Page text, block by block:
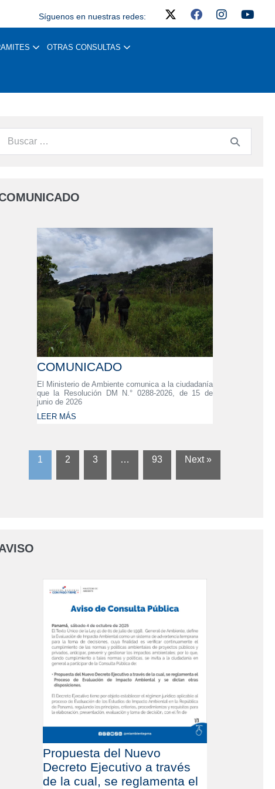
Síguenos en nuestras redes:
OTRAS CONSULTAS
COMUNICADO
El Ministerio de Ambiente comunica a la ciudadanía
que la Resolución DM N.° 0288-2026, de 15 de
junio de 2026
LEER MÁS
1 2 3 … 93 Next »
Propuesta del Nuevo
Decreto Ejecutivo a través
de la cual, se reglamenta el